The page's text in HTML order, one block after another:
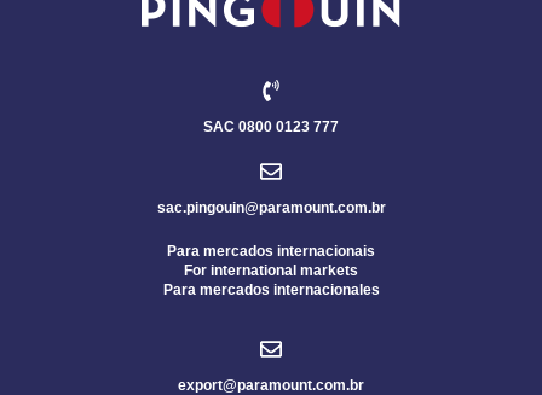
SAC 0800 0123 777
sac.pingouin@paramount.com.br
Para mercados internacionais
For international markets
Para mercados internacionales
export@paramount.com.br